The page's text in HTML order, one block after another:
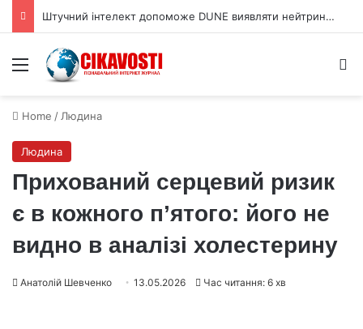
Штучний інтелект допоможе DUNE виявляти нейтрино під землею
Menu
Home / Людина
Людина
Прихований серцевий ризик
є в кожного п’ятого: його не
видно в аналізі холестерину
Анатолій Шевченко 13.05.2026 Час читання: 6 хв